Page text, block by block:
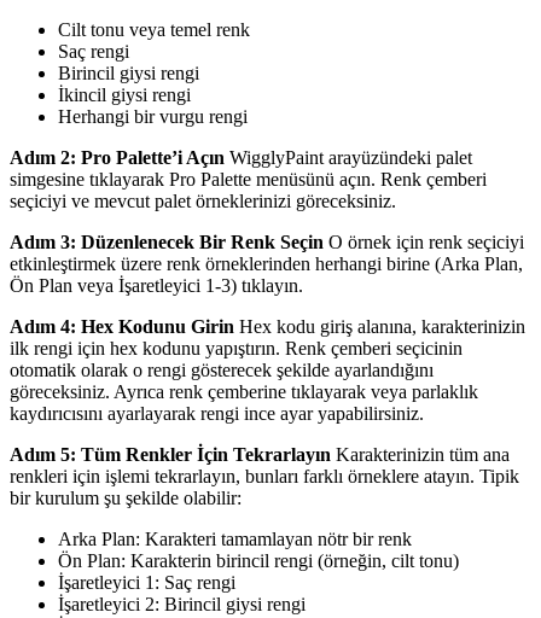
Cilt tonu veya temel renk
Saç rengi
Birincil giysi rengi
İkincil giysi rengi
Herhangi bir vurgu rengi
Adım 2: Pro Palette’i Açın WigglyPaint arayüzündeki palet
simgesine tıklayarak Pro Palette menüsünü açın. Renk çemberi
seçiciyi ve mevcut palet örneklerinizi göreceksiniz.
Adım 3: Düzenlenecek Bir Renk Seçin O örnek için renk seçiciyi
etkinleştirmek üzere renk örneklerinden herhangi birine (Arka Plan,
Ön Plan veya İşaretleyici 1-3) tıklayın.
Adım 4: Hex Kodunu Girin Hex kodu giriş alanına, karakterinizin
ilk rengi için hex kodunu yapıştırın. Renk çemberi seçicinin
otomatik olarak o rengi gösterecek şekilde ayarlandığını
göreceksiniz. Ayrıca renk çemberine tıklayarak veya parlaklık
kaydırıcısını ayarlayarak rengi ince ayar yapabilirsiniz.
Adım 5: Tüm Renkler İçin Tekrarlayın Karakterinizin tüm ana
renkleri için işlemi tekrarlayın, bunları farklı örneklere atayın. Tipik
bir kurulum şu şekilde olabilir:
Arka Plan: Karakteri tamamlayan nötr bir renk
Ön Plan: Karakterin birincil rengi (örneğin, cilt tonu)
İşaretleyici 1: Saç rengi
İşaretleyici 2: Birincil giysi rengi